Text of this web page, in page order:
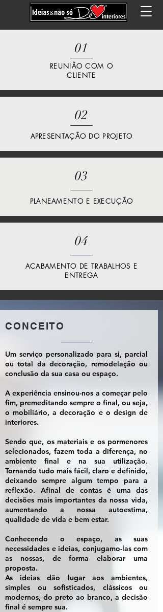
01
REUNIÃO COM O
CLIENTE
02
APRESENTAÇÃO DO PROJETO
03
PLANEAMENTO E EXECUÇÃO
04
ACABAMENTO DE TRABALHOS E
ENTREGA
CONCEITO
Um serviço personalizado para si, parcial
ou total da decoração, remodelação ou
conclusão da sua casa ou espaço.
A experiência ensinou-nos a começar pelo
fim, premeditando sempre o final, ou seja,
o mobiliário, a decoração e o design de
interiores.
Sendo que, os materiais e os pormenores
selecionados, fazem toda a diferença, no
ambiente final e na sua utilização.
Tornando tudo mais fácil, claro e definido,
deixando sempre algum tempo para a
reflexão. Afinal de contas é uma das
decisões mais importantes da nossa vida,
aumentando a nossa autoestima,
qualidade de vida e bem estar.
Conhecendo o espaço, as suas
necessidades e ideias, conjugamo-las com
as nossas, de forma elaborar uma
proposta.
As ideias dão lugar aos ambientes,
simples ou sofisticados, clássicos ou
modernos, do preto ao branco, a decisão
final é sempre sua.